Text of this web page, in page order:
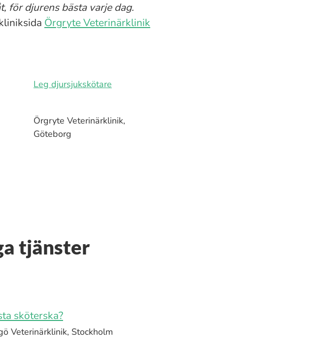
för djurens bästa varje dag.
Örgryte Veterinärklinik
Leg djursjukskötare
Örgryte Veterinärklinik,
Göteborg
tjänster
sköterska?
Veterinärklinik, Stockholm